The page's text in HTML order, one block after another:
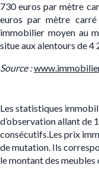
730 euros par mètre
euros par mètre
immobilier moyen au
situe aux alentours de 4
Source :
Les statistiques
d’observation allant de
consécutifs.Les prix
de mutation. Ils
le montant des meubles